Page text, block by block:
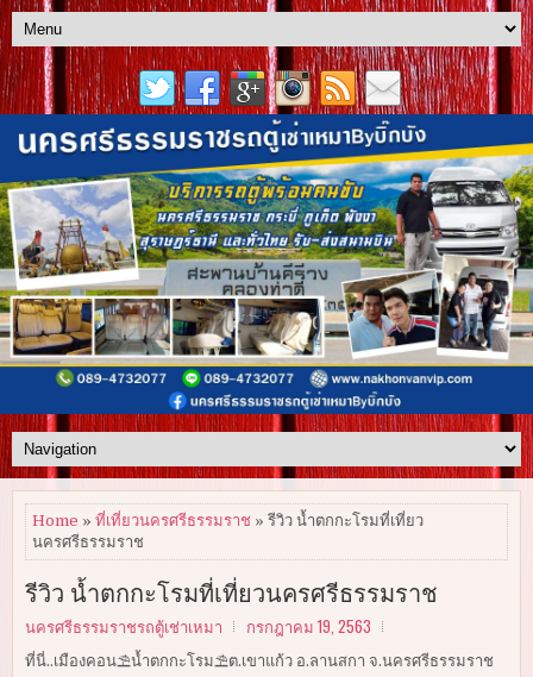
Home » ที่เที่ยวนครศรีธรรมราช » รีวิว น้ำตกกะโรมที่เที่ยว
นครศรีธรรมราช
รีวิว น้ำตกกะโรมที่เที่ยวนครศรีธรรมราช
นครศรีธรรมราชรถตู้เช่าเหมา กรกฎาคม 19, 2563
ที่นี่..เมืองคอน⛱น้ำตกกะโรม⛱ต.เขาแก้ว อ.ลานสกา จ.นครศรีธรรมราช